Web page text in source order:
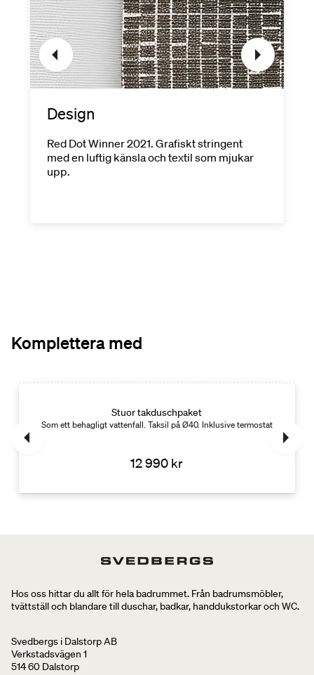
Design
Red Dot Winner 2021. Grafiskt stringent
med en luftig känsla och textil som mjukar
upp.
Komplettera med
Stuor takduschpaket
Som ett behagligt vattenfall. Taksil på Ø40. Inklusive termostatblandare
12 990 kr
Hos oss hittar du allt för hela badrummet. Från badrumsmöbler,
tvättställ och blandare till duschar, badkar, handdukstorkar och WC.
Svedbergs i Dalstorp AB
Verkstadsvägen 1
514 60 Dalstorp